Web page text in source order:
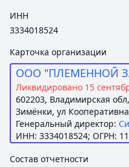
ИНН
3334018524
Карточка организации
ООО "ПЛЕМЕННОЙ
Ликвидировано 15
602203, Владимирская
Зимёнки, ул
Генеральный директор:
ИНН: 3334018524; ОГРН:
Состав отчетности